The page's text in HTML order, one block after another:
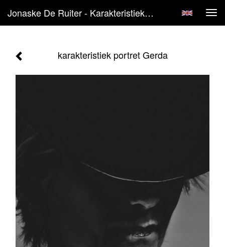
Jonaske De Ruiter - Karakteristiek Portret Gerda
karakteristiek portret Gerda